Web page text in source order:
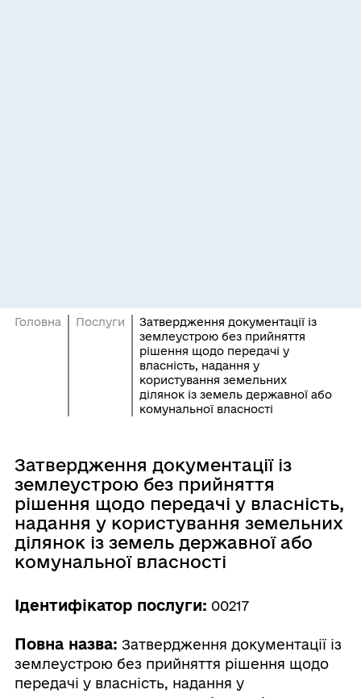
Головна Послуги
Затвердження документації із
землеустрою без прийняття
рішення щодо передачі у
власність, надання у
користування земельних
ділянок із земель державної або
комунальної власності
Затвердження документації із
землеустрою без прийняття
рішення щодо передачі у власність,
надання у користування земельних
ділянок із земель державної або
комунальної власності
Ідентифікатор послуги: 00217
Повна назва: Затвердження документації із
землеустрою без прийняття рішення щодо
передачі у власність, надання у